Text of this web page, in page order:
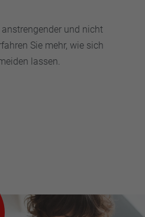
und nicht
Sie mehr, wie sich
lassen.